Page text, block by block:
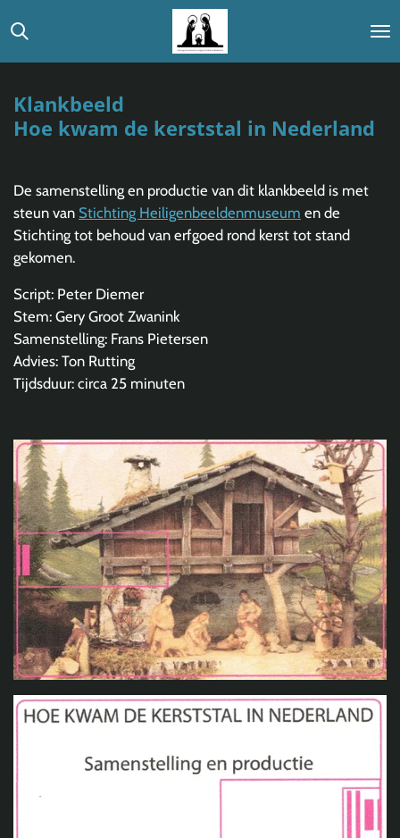
Ga
direct
naar
hoofdinhoud
Klankbeeld
Hoe kwam de kerststal in Nederland
De samenstelling en productie van dit klankbeeld is met
steun van Stichting Heiligenbeeldenmuseum en de
Stichting tot behoud van erfgoed rond kerst tot stand
gekomen.
Script: Peter Diemer
Stem: Gery Groot Zwanink
Samenstelling: Frans Pietersen
Advies: Ton Rutting
Tijdsduur: circa 25 minuten